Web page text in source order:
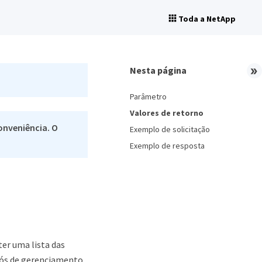
Toda a NetApp
O
uma lista das
de gerenciamento
Nesta página
Parâmetro
Valores de retorno
Exemplo de solicitação
Exemplo de resposta